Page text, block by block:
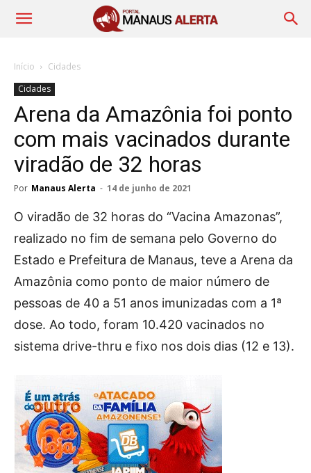
Início
Cidades
Cidades
Arena da Amazônia foi ponto
com mais vacinados durante
viradão de 32 horas
Por Manaus Alerta - 14 de junho de 2021
O viradão de 32 horas do “Vacina Amazonas”,
realizado no fim de semana pelo Governo do
Estado e Prefeitura de Manaus, teve a Arena da
Amazônia como ponto de maior número de
pessoas de 40 a 51 anos imunizadas com a 1ª
dose. Ao todo, foram 10.420 vacinados no
sistema drive-thru e fixo nos dois dias (12 e 13).